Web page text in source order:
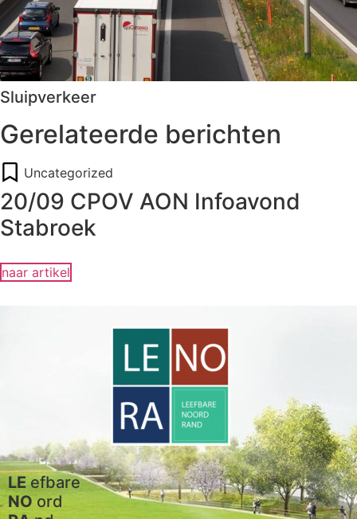
Sluipverkeer
Gerelateerde berichten
Uncategorized
20/09 CPOV AON Infoavond
Stabroek
naar artikel
LEefbare
NOord